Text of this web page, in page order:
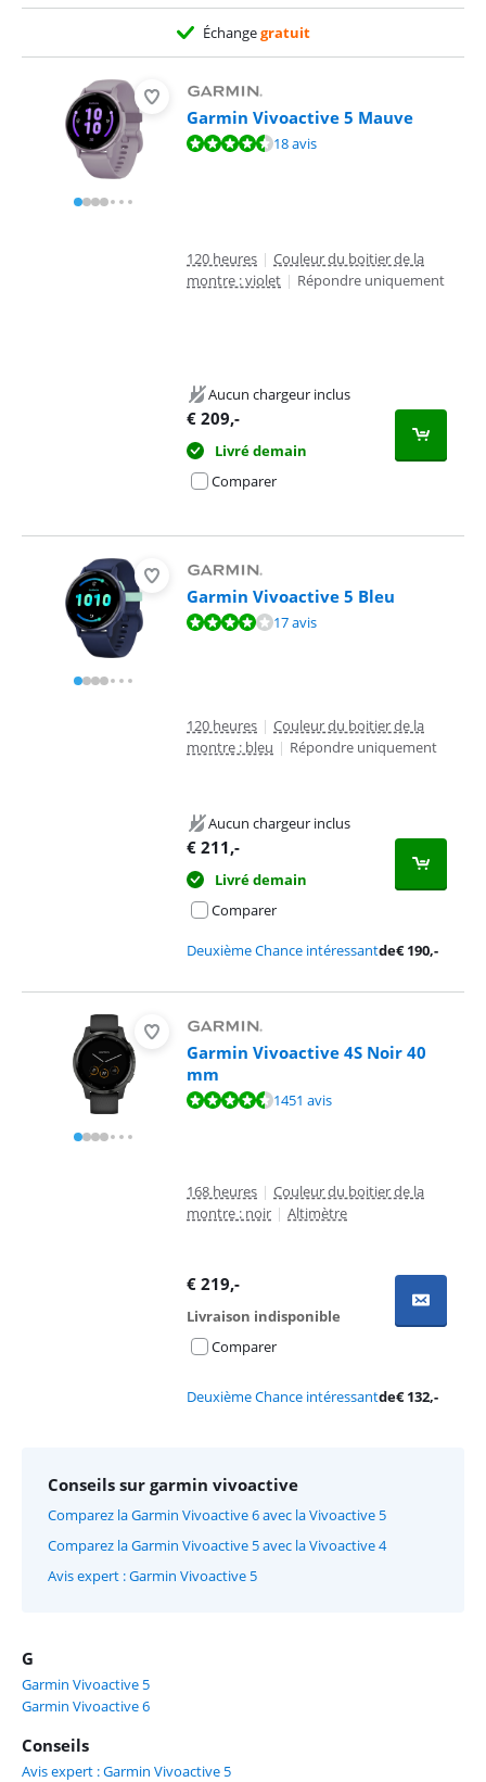
Échangegratuit
Garmin Vivoactive 5 Mauve
La note est de 9,0 sur 10, basée sur 18 avis.18 avis
120 heures | Couleur du boitier de la
montre : violet | Répondre uniquement
Aucun chargeur inclus
€ 209,-
Livré demain
Comparer
Garmin Vivoactive 5 Bleu
La note est de 8,3 sur 10, basée sur 17 avis.17 avis
120 heures | Couleur du boitier de la
montre : bleu | Répondre uniquement
Aucun chargeur inclus
€ 211,-
Livré demain
Comparer
Deuxième Chance intéressantde€190,-
Garmin Vivoactive 4S Noir 40
mm
La note est de 8,7 sur 10, basée sur 1451 avis.
1451 avis
168 heures | Couleur du boitier de la
montre : noir | Altimètre
€ 219,-
Livraison indisponible
Comparer
Deuxième Chance intéressantde€132,-
Conseils sur garmin vivoactive
Comparez la Garmin Vivoactive 6 avec la Vivoactive 5
Comparez la Garmin Vivoactive 5 avec la Vivoactive 4
Avis expert : Garmin Vivoactive 5
G
Garmin Vivoactive 5
Garmin Vivoactive 6
Conseils
Avis expert : Garmin Vivoactive 5